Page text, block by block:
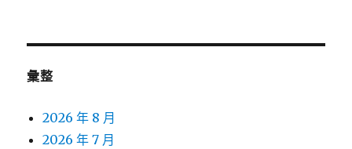
彙整
2026 年 8 月
2026 年 7 月